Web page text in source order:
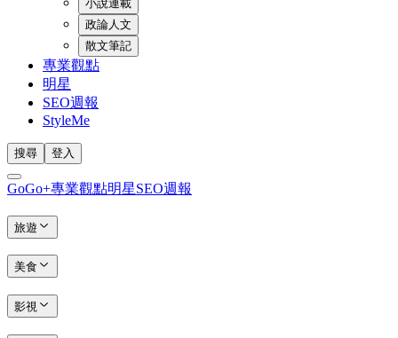
小說連載
政論人文
散文筆記
專業觀點
明星
SEO週報
StyleMe
搜尋 登入
GoGo+專業觀點明星SEO週報
旅遊
美食
影視